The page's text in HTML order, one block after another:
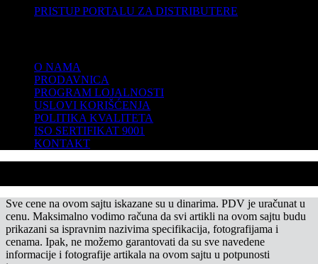
PRISTUP PORTALU ZA DISTRIBUTERE
O NAMA
PRODAVNICA
PROGRAM LOJALNOSTI
USLOVI KORIŠĆENJA
POLITIKA KVALITETA
ISO SERTIFIKAT 9001
KONTAKT
Sve cene na ovom sajtu iskazane su u dinarima. PDV je uračunat u
cenu. Maksimalno vodimo računa da svi artikli na ovom sajtu budu
prikazani sa ispravnim nazivima specifikacija, fotografijama i
cenama. Ipak, ne možemo garantovati da su sve navedene
informacije i fotografije artikala na ovom sajtu u potpunosti